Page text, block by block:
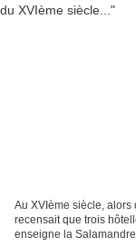
Au XVIème siècle,
recensait que trois
enseigne la